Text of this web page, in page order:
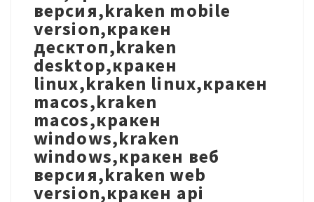
версия,kraken mobile
version,кракен
десктоп,kraken
desktop,кракен
linux,kraken linux,кракен
macos,kraken
macos,кракен
windows,kraken
windows,кракен веб
версия,kraken web
version,кракен api